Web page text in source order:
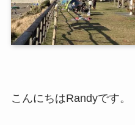
こんにちはRandyです。